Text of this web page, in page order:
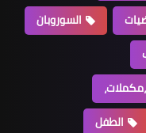
السوروبان
الطفل